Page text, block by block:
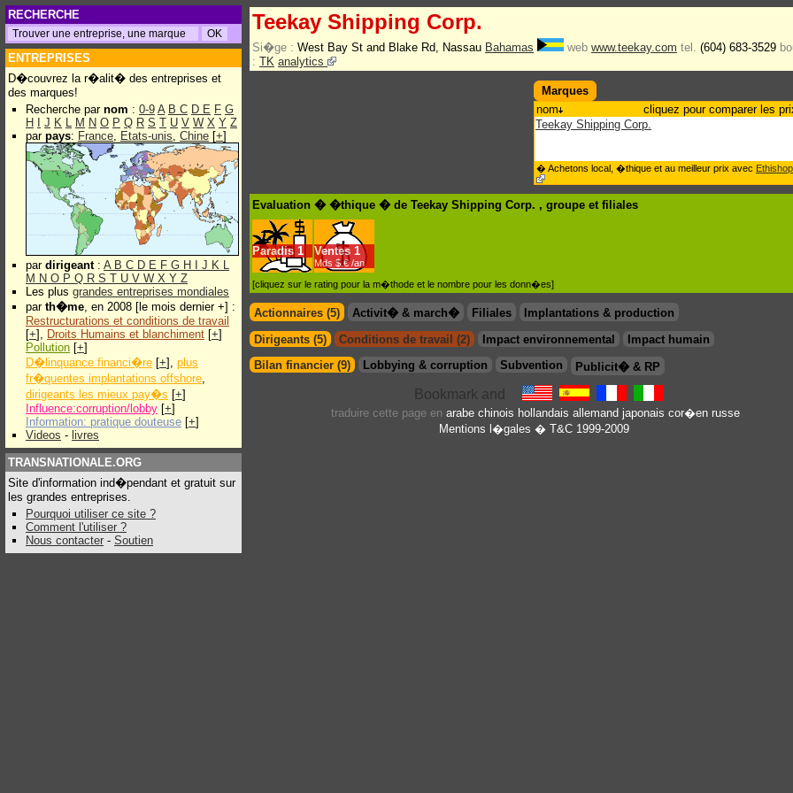
RECHERCHE
ENTREPRISES
D�couvrez la r�alit� des entreprises et
des marques!
Recherche par nom : 0-9 A B C D E F G
H
J K L M N O P Q R S T U V W X Y Z
par pays: France, Etats-unis, Chine [+]
par dirigeant: A B C D E F G H J K L
M N O P Q R S T U V W X Y Z
Les plus grandes entreprises mondiales
par th�me, en 2008 [le mois dernier +] :
Restructurations et conditions de travail
[+], Droits Humains et blanchiment [+]
Pollution [+]
D�linquance financi�re [+], plus
fr�quentes implantations offshore,
dirigeants les mieux pay�s [+]
Influence:corruption/lobby [+]
Information: pratique douteuse [+]
Videos - livres
TRANSNATIONALE.ORG
Site d'information ind�pendant et gratuit sur
les grandes entreprises.
Pourquoi utiliser ce site ?
Comment l'utiliser ?
Nous contacter - Soutien
Teekay Shipping Corp.
Si�ge : West Bay St and Blake Rd, Nassau Bahamas web www.teekay.com tel. (604) 683-3529
: TK analytics
Marques
nom
cliquez pour comparer les
Teekay Shipping Corp.
� Achetons local, �thique et au meilleur prix avec Ethishop
Evaluation � �thique � de Teekay Shipping Corp. , groupe et filiales
Paradis 1 Ventes 1
Mds $.€ /an
[cliquez sur le rating pour la m�thode et le nombre pour les donn�es]
Actionnaires (5) Activit� & march� Filiales
Implantations & production
Dirigeants (5)
Conditions de travail (2) Impact environnemental
Impact humain
Bilan financier (9)
Lobbying & corruption Subvention Publicit� & RP
traduire cette page en arabe chinois hollandais allemand japonais cor�en russe
Mentions l�gales � T&C 1999-2009